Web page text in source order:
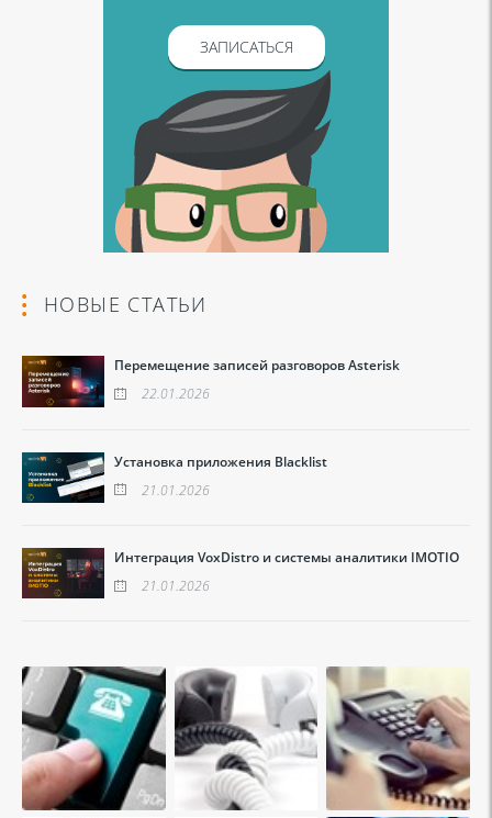
ЗАПИСАТЬСЯ
НОВЫЕ СТАТЬИ
Перемещение записей разговоров Asterisk
22.01.2026
Установка приложения Blacklist
21.01.2026
Интеграция VoxDistro и системы аналитики IMOTIO
21.01.2026